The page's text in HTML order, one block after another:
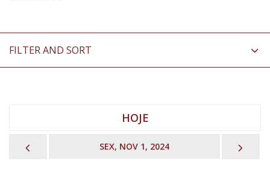
FILTER AND SORT
HOJE
SEX, NOV 1, 2024